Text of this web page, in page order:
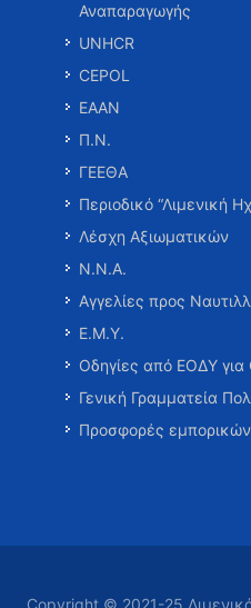
Αναπαραγωγής
UNHCR
CEPOL
ΕΑΑΝ
Π.Ν.
ΓΕΕΘΑ
Περιοδικό “Λιμενική
Λέσχη Αξιωματικών
Ν.Ν.Α.
Αγγελίες προς
Ε.Μ.Υ.
Οδηγίες από ΕΟΔΥ για
Γενική Γραμματεία
Προσφορές
Copyright © 2021-25